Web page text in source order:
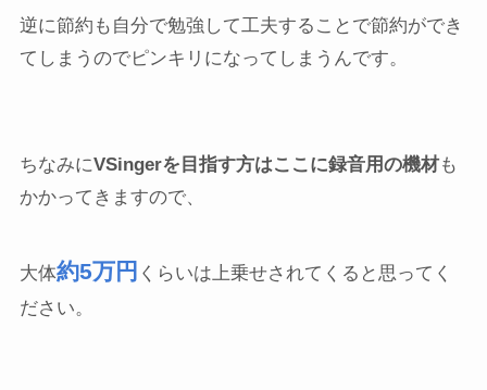
逆に節約も自分で勉強して工夫することで節約ができ
てしまうのでピンキリになってしまうんです。
ちなみにVSingerを目指す方はここに録音用の機材も
かかってきますので、
大体約5万円 くらいは上乗せされてくると思ってく
ださい。